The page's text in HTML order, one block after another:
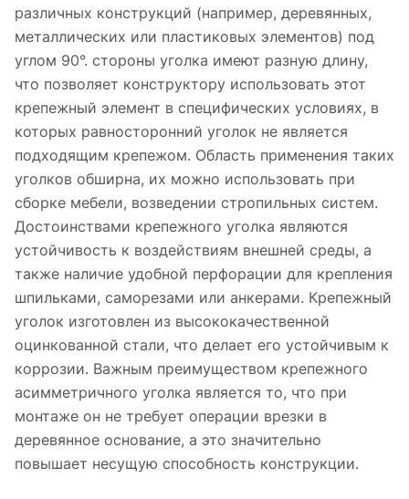
различных конструкций (например, деревянных,
металлических или пластиковых элементов) под
углом 90°. стороны уголка имеют разную длину,
что позволяет конструктору использовать этот
крепежный элемент в специфических условиях, в
которых равносторонний уголок не является
подходящим крепежом. Область применения таких
уголков обширна, их можно использовать при
сборке мебели, возведении стропильных систем.
Достоинствами крепежного уголка являются
устойчивость к воздействиям внешней среды, а
также наличие удобной перфорации для крепления
шпильками, саморезами или анкерами. Крепежный
уголок изготовлен из высококачественной
оцинкованной стали, что делает его устойчивым к
коррозии. Важным преимуществом крепежного
асимметричного уголка является то, что при
монтаже он не требует операции врезки в
деревянное основание, а это значительно
повышает несущую способность конструкции.